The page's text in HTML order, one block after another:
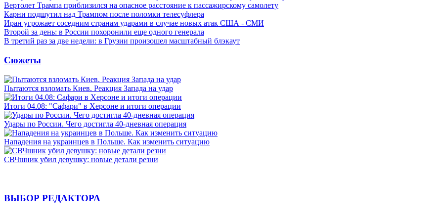
Вертолет Трампа приблизился на опасное расстояние к пассажирскому самолету
Карни подшутил над Трампом после поломки телесуфлера
Иран угрожает соседним странам ударами в случае новых атак США - СМИ
Второй за день: в России похоронили еще одного генерала
В третий раз за две недели: в Грузии произошел масштабный блэкаут
Сюжеты
Пытаются взломать Киев. Реакция Запада на удар
Итоги 04.08: "Сафари" в Херсоне и итоги операции
Удары по России. Чего достигла 40-дневная операция
Нападения на украинцев в Польше. Как изменить ситуацию
СВЧшник убил девушку: новые детали резни
ВЫБОР РЕДАКТОРА